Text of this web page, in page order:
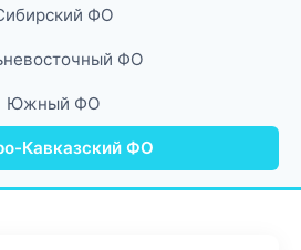
ФО
ФО
Южный ФО
Кавказский ФО